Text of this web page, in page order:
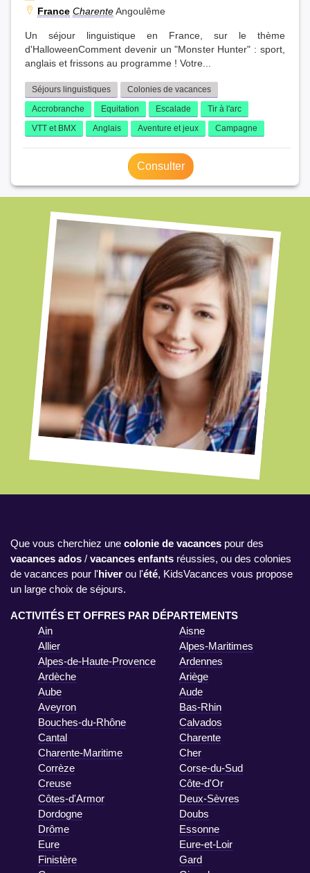
France CharenteAngoulême
Un séjour linguistique en France, sur le thème
d'HalloweenComment devenir un "Monster Hunter" : sport,
anglais et frissons au programme ! Votre...
Séjours linguistiques
Colonies de vacances
Accrobranche
Equitation Escalade
Tir à l'arc
VTT et BMX
Anglais Aventure et jeux Campagne
Consulter
Que vous cherchiez une colonie de vacances pour des
vacances ados / vacances enfants réussies, ou des colonies
de vacances pour l'hiver ou l'été, KidsVacances vous propose
un large choix de séjours.
ACTIVITÉS ET OFFRES PAR DÉPARTEMENTS
Ain
Aisne
Allier
Alpes-Maritimes
Alpes-de-Haute-Provence
Ardennes
Ardèche
Ariège
Aube
Aude
Aveyron
Bas-Rhin
Bouches-du-Rhône
Calvados
Cantal
Charente
Charente-Maritime
Cher
Corrèze
Corse-du-Sud
Creuse
Côte-d'Or
Côtes-d'Armor
Deux-Sèvres
Dordogne
Doubs
Drôme
Essonne
Eure
Eure-et-Loir
Finistère
Gard